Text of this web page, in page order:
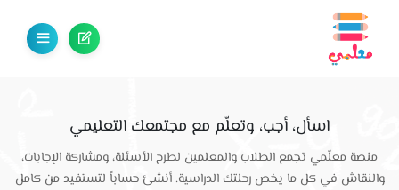
اسأل، أجب، وتعلّم مع مجتمعك التعليمي
منصة معلّمي تجمع الطلاب والمعلمين لطرح الأسئلة، ومشاركة الإجابات،
والنقاش في كل ما يخص رحلتك الدراسية. أنشئ حساباً لتستفيد من كامل